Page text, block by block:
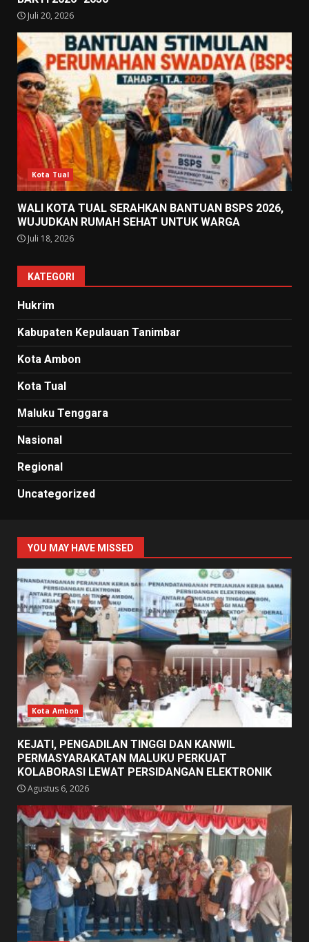
Juli 20, 2026
Kota Tual
WALI KOTA TUAL SERAHKAN BANTUAN BSPS 2026,
WUJUDKAN RUMAH SEHAT UNTUK WARGA
Juli 18, 2026
KATEGORI
Hukrim
Kabupaten Kepulauan Tanimbar
Kota Ambon
Kota Tual
Maluku Tenggara
Nasional
Regional
Uncategorized
YOU MAY HAVE MISSED
Kota Ambon
KEJATI, PENGADILAN TINGGI DAN KANWIL
PERMASYARAKATAN MALUKU PERKUAT
KOLABORASI LEWAT PERSIDANGAN ELEKTRONIK
Agustus 6, 2026